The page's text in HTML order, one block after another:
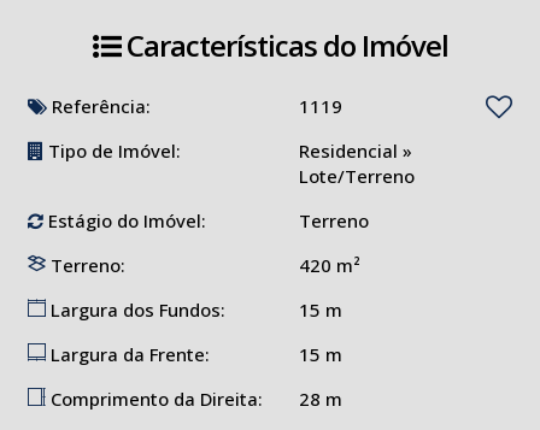
Características do Imóvel
Referência:
1119
Tipo de Imóvel:
Residencial »
Lote/Terreno
Estágio do Imóvel:
Terreno
Terreno:
420 m²
Largura dos Fundos:
15 m
Largura da Frente:
15 m
Comprimento da Direita:
28 m